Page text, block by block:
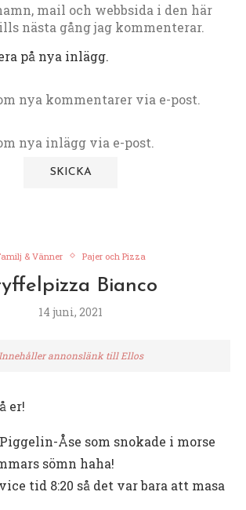
mail och webbsida i den här
nästa gång jag kommenterar.
på nya inlägg.
nya kommentarer via e-post.
nya inlägg via e-post.
& Vänner Pajer och Pizza
Bianco
14 juni, 2021
Innehåller annonslänk till Ellos
er!
Åse som snokade i morse
sömn haha!
tid 8:20 så det var bara att masa